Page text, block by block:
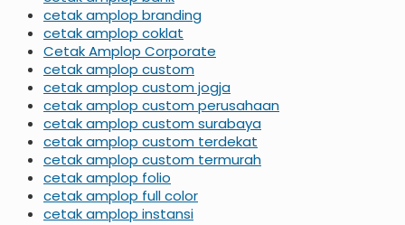
cetak amplop branding
cetak amplop coklat
Cetak Amplop Corporate
cetak amplop custom
cetak amplop custom jogja
cetak amplop custom perusahaan
cetak amplop custom surabaya
cetak amplop custom terdekat
cetak amplop custom termurah
cetak amplop folio
cetak amplop full color
cetak amplop instansi